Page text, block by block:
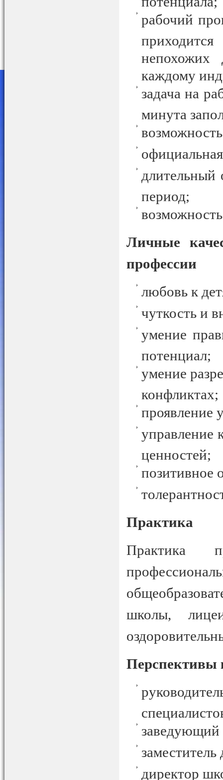
рабочий
каждому
задача на
минута
длительный
период;
Личные
профессии
любовь к
чуткость и
умение
потенциал;
умение
конфликтах;
проявление
управление
ценностей;
позитивное
Практика
Практика
школы,
Перспективы
заведующий
директор